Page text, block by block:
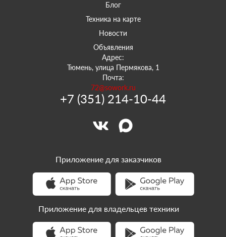
Блог
Техника на карте
Новости
Объявления
Адрес:
Тюмень, улица Пермякова, 1
Почта:
72@sowork.ru
+7 (351) 214-10-44
Приложение для заказчиков
Приложение для владельцев техники